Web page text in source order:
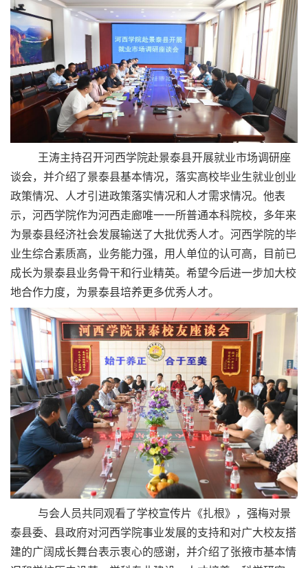
王涛主持召开河西学院赴景泰县开展就业市场调研座
谈会，并介绍了景泰县基本情况，落实高校毕业生就业创业
政策情况、人才引进政策落实情况和人才需求情况。他表
示，河西学院作为河西走廊唯一一所普通本科院校，多年来
为景泰县经济社会发展输送了大批优秀人才。河西学院的毕
业生综合素质高，业务能力强，用人单位的认可高，目前已
成长为景泰县业务骨干和行业精英。希望今后进一步加大校
地合作力度，为景泰县培养更多优秀人才。
与会人员共同观看了学校宣传片《扎根》，强梅对景
泰县委、县政府对河西学院事业发展的支持和对广大校友搭
建的广阔成长舞台表示衷心的感谢，并介绍了张掖市基本情